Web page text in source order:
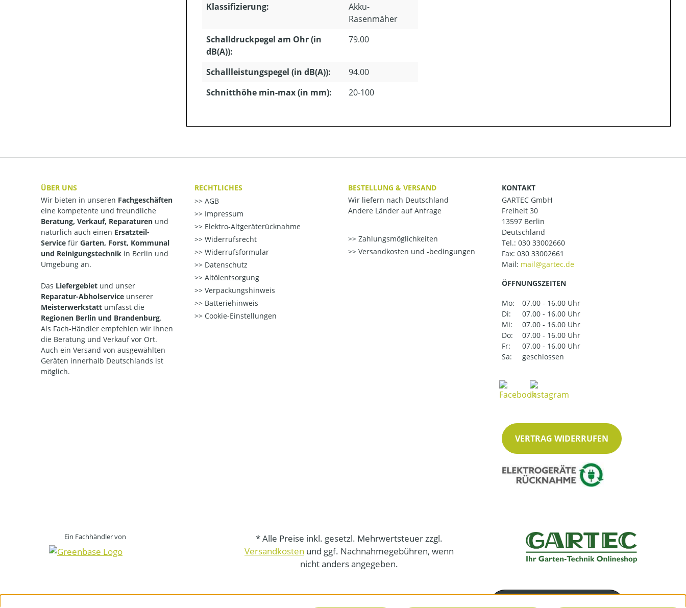
Klassifizierung:
Akku-
Rasenmäher
Schalldruckpegel am Ohr (in
dB(A)):
79.00
Schallleistungspegel (in dB(A)):
94.00
Schnitthöhe min-max (in mm):
20-100
ÜBER UNS
Wir bieten in unseren Fachgeschäften
eine kompetente und freundliche
Beratung, Verkauf, Reparaturen und
natürlich auch einen Ersatzteil-
Service für Garten, Forst, Kommunal
und Reinigungstechnik in Berlin und
Umgebung an.
Das Liefergebiet und unser
Reparatur-Abholservice unserer
Meisterwerkstatt umfasst die
Regionen Berlin und Brandenburg.
Als Fach-Händler empfehlen wir ihnen
die Beratung und Verkauf vor Ort.
Auch ein Versand von ausgewählten
Geräten innerhalb Deutschlands ist
möglich.
RECHTLICHES
AGB
Impressum
Elektro-Altgeräterücknahme
Widerrufsrecht
Widerrufsformular
Datenschutz
Altölentsorgung
Verpackungshinweis
Batteriehinweis
Cookie-Einstellungen
BESTELLUNG & VERSAND
Wir liefern nach Deutschland
Andere Länder auf Anfrage
Zahlungsmöglichkeiten
Versandkosten und -bedingungen
KONTAKT
GARTEC GmbH
Freiheit 30
13597 Berlin
Deutschland
Tel.: 030 33002660
Fax: 030 33002661
Mail:
ÖFFNUNGSZEITEN
Mo:
07.00 - 16.00 Uhr
Di:
07.00 - 16.00 Uhr
Mi:
07.00 - 16.00 Uhr
Do:
07.00 - 16.00 Uhr
Fr:
07.00 - 16.00 Uhr
Sa:
geschlossen
VERTRAG WIDERRUFEN
Ein Fachhändler von
* Alle Preise inkl. gesetzl. Mehrwertsteuer zzgl.
Versandkosten und ggf. Nachnahmegebühren, wenn
nicht anders angegeben.